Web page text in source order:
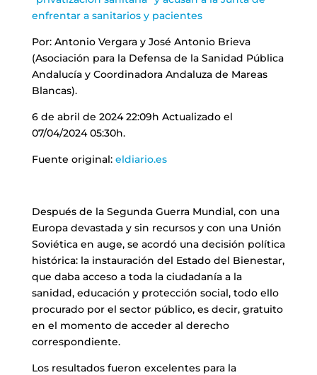
enfrentar a sanitarios y pacientes
Por: Antonio Vergara y José Antonio Brieva
(Asociación para la Defensa de la Sanidad Pública
Andalucía y Coordinadora Andaluza de Mareas
Blancas).
6 de abril de 2024 22:09h Actualizado el
07/04/2024 05:30h.
Fuente original: eldiario.es
Después de la Segunda Guerra Mundial, con una
Europa devastada y sin recursos y con una Unión
Soviética en auge, se acordó una decisión política
histórica: la instauración del Estado del Bienestar,
que daba acceso a toda la ciudadanía a la
sanidad, educación y protección social, todo ello
procurado por el sector público, es decir, gratuito
en el momento de acceder al derecho
correspondiente.
Los resultados fueron excelentes para la